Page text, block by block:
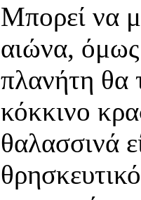
Μπορεί να
αιώνα,
πλανήτη θα
κόκκινο
θαλασσινά